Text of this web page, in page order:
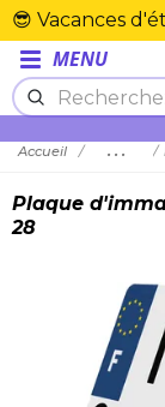
MENU
Accueil ...
Plaque
28